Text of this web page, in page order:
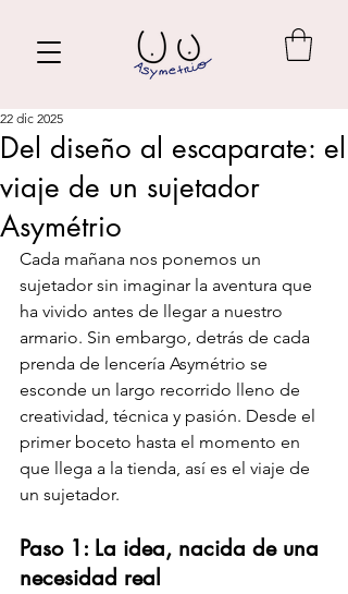
Del diseño al escaparate: el
viaje de un sujetador
Asymétrio
22 dic 2025
Cada mañana nos ponemos un
sujetador sin imaginar la aventura que
ha vivido antes de llegar a nuestro
armario. Sin embargo, detrás de cada
prenda de lencería Asymétrio se
esconde un largo recorrido lleno de
creatividad, técnica y pasión. Desde el
primer boceto hasta el momento en
que llega a la tienda, así es el viaje de
un sujetador.
Paso 1: La idea, nacida de una
necesidad real